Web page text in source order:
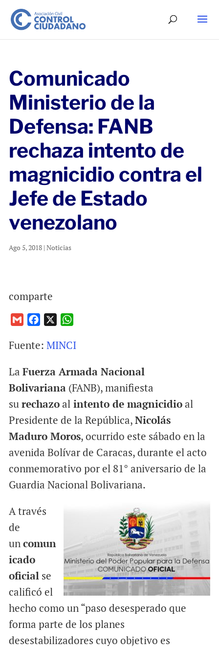
Comunicado
Ministerio de la
Defensa: FANB
rechaza intento de
magnicidio contra el
Jefe de Estado
venezolano
Ago 5, 2018| Noticias
comparte
a
l
c
b
k
a
s
A
p
Fuente: MINCI
La Fuerza Armada Nacional
Bolivariana(FANB), manifiesta
surechazoalintento de magnicidioal
Presidente de la República,Nicolás
Maduro Moros, ocurrido este sábado en la
avenida Bolívar de Caracas, durante el acto
conmemorativo por el 81° aniversario de la
Guardia Nacional Bolivariana.
A través
de
uncomun
icado
oficialse
calificó el
hecho como un “paso desesperado que
forma parte de los planes
desestabilizadores cuyo objetivo es